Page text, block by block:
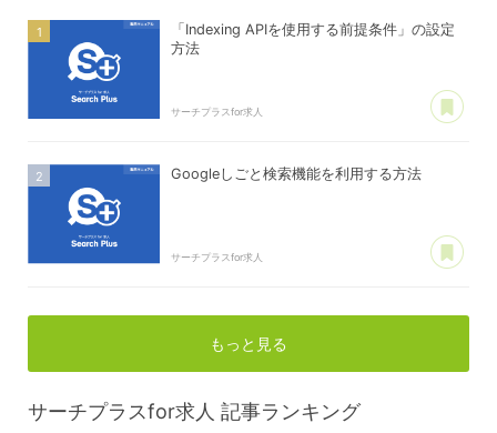
「Indexing APIを使用する前提条件」の設定
方法
サーチプラスfor求人
Googleしごと検索機能を利用する方法
サーチプラスfor求人
もっと見る
サーチプラスfor求人 記事ランキング